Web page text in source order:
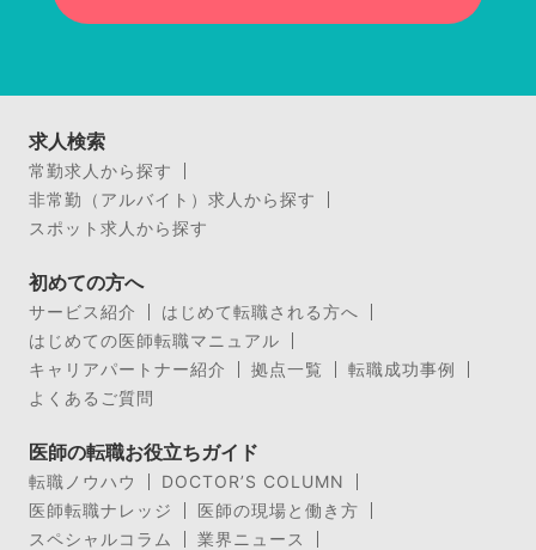
求人検索
常勤求人から探す
非常勤（アルバイト）求人から探す
スポット求人から探す
初めての方へ
サービス紹介
はじめて転職される方へ
はじめての医師転職マニュアル
キャリアパートナー紹介
拠点一覧
転職成功事例
よくあるご質問
医師の転職お役立ちガイド
転職ノウハウ
DOCTOR’S COLUMN
医師転職ナレッジ
医師の現場と働き方
スペシャルコラム
業界ニュース